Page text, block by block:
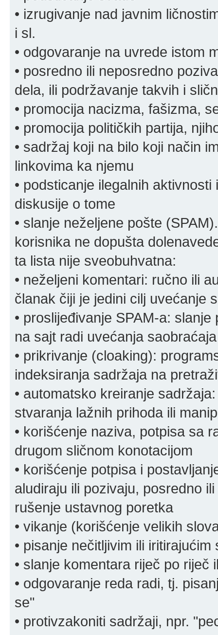
• izrugivanje nad javnim
i sl.
• odgovaranje na uvrede istom
• posredno ili neposredno
dela, ili podržavanje takvih i
• promocija nacizma, fašizma,
• promocija političkih partija,
• sadržaj koji na bilo koji način
linkovima ka njemu
• podsticanje ilegalnih
diskusije o tome
• slanje neželjene pošte
korisnika ne dopušta
ta lista nije sveobuhvatna:
• neželjeni komentari: ručno ili
članak čiji je jedini cilj uvećanje
• proslijeđivanje SPAM-a:
na sajt radi uvećanja
• prikrivanje (cloaking):
indeksiranja sadržaja na
• automatsko kreiranje
stvaranja lažnih prihoda ili
• korišćenje naziva, potpisa sa
drugom sličnom konotacijom
• korišćenje potpisa i
aludiraju ili pozivaju, posredno
rušenje ustavnog poretka
• vikanje (korišćenje velikih
• pisanje nečitljivim ili iritirajućim
• slanje komentara riječ po riječ
• odgovaranje reda radi, tj.
se"
• protivzakoniti sadržaji, npr.